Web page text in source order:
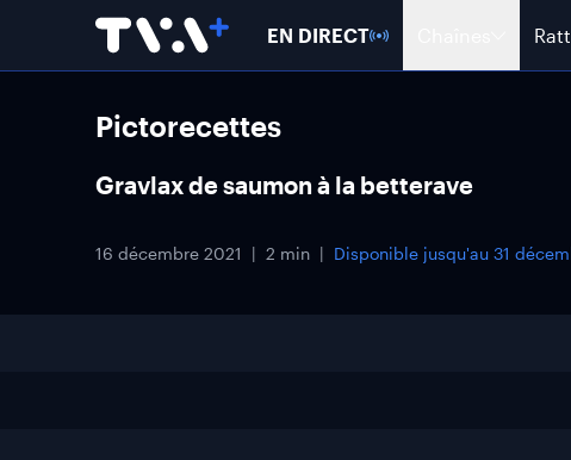
EN DIRECT
Pictorecettes
Gravlax de saumon à la betterave
16 décembre 2021 2 min Disponible jusqu'au 31